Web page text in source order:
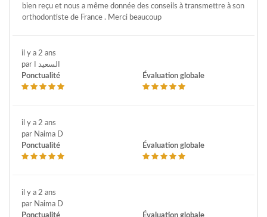
bien reçu et nous a même donnée des conseils à transmettre à son
orthodontiste de France . Merci beaucoup
il y a 2 ans
par السعيد ا
Ponctualité
Évaluation globale
il y a 2 ans
par Naima D
Ponctualité
Évaluation globale
il y a 2 ans
par Naima D
Ponctualité
Évaluation globale